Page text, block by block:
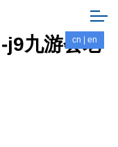
j9九游会老
cn en